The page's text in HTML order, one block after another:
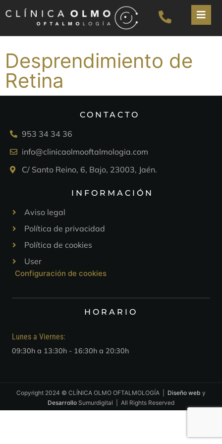
Desprendimiento de
Retina
CONTACTO
953 34 34 36
info@clinicaolmooftalmologia.com
C/ Santo Reino, 6, Bajo, 23003, Jaén.
INFORMACIÓN
Aviso legal
Política de privacidad
Política de cookies
User
Configuración de cookies
HORARIO
Lunes a Viernes:
09:30h a 13:30h - 16:30h a 20:30h
Copyright 2024 © CLÍNICA OLMO OFTALMOLOGÍA | Diseño web y
Desarrollo Sumurdigital | All Rights Reserved